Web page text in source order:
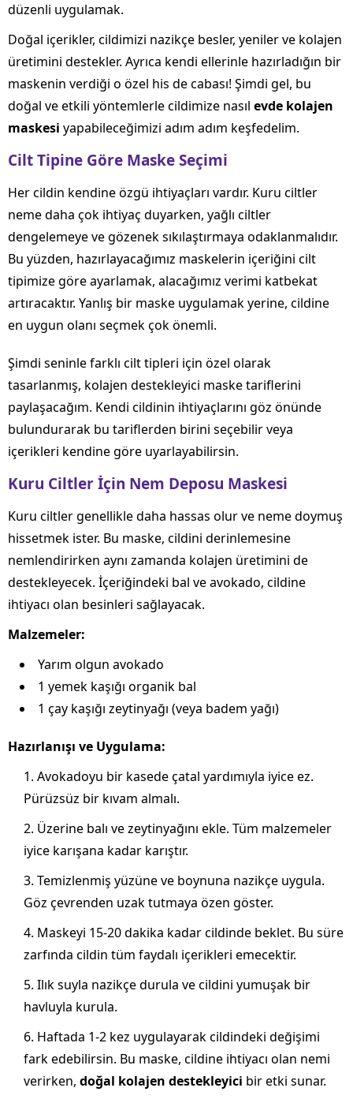
düzenli uygulamak.
Doğal içerikler, cildimizi nazikçe besler, yeniler ve kolajen
üretimini destekler. Ayrıca kendi ellerinle hazırladığın bir
maskenin verdiği o özel his de cabası! Şimdi gel, bu
doğal ve etkili yöntemlerle cildimize nasıl evde kolajen
maskesi yapabileceğimizi adım adım keşfedelim.
Cilt Tipine Göre Maske Seçimi
Her cildin kendine özgü ihtiyaçları vardır. Kuru ciltler
neme daha çok ihtiyaç duyarken, yağlı ciltler
dengelemeye ve gözenek sıkılaştırmaya odaklanmalıdır.
Bu yüzden, hazırlayacağımız maskelerin içeriğini cilt
tipimize göre ayarlamak, alacağımız verimi katbekat
artıracaktır. Yanlış bir maske uygulamak yerine, cildine
en uygun olanı seçmek çok önemli.
Şimdi seninle farklı cilt tipleri için özel olarak
tasarlanmış, kolajen destekleyici maske tariflerini
paylaşacağım. Kendi cildinin ihtiyaçlarını göz önünde
bulundurarak bu tariflerden birini seçebilir veya
içerikleri kendine göre uyarlayabilirsin.
Kuru Ciltler İçin Nem Deposu Maskesi
Kuru ciltler genellikle daha hassas olur ve neme doymuş
hissetmek ister. Bu maske, cildini derinlemesine
nemlendirirken aynı zamanda kolajen üretimini de
destekleyecek. İçeriğindeki bal ve avokado, cildine
ihtiyacı olan besinleri sağlayacak.
Malzemeler:
Yarım olgun avokado
1 yemek kaşığı organik bal
1 çay kaşığı zeytinyağı (veya badem yağı)
Hazırlanışı ve Uygulama:
Avokadoyu bir kasede çatal yardımıyla iyice ez.
Pürüzsüz bir kıvam almalı.
Üzerine balı ve zeytinyağını ekle. Tüm malzemeler
iyice karışana kadar karıştır.
Temizlenmiş yüzüne ve boynuna nazikçe uygula.
Göz çevrenden uzak tutmaya özen göster.
Maskeyi 15-20 dakika kadar cildinde beklet. Bu süre
zarfında cildin tüm faydalı içerikleri emecektir.
Ilık suyla nazikçe durula ve cildini yumuşak bir
havluyla kurula.
Haftada 1-2 kez uygulayarak cildindeki değişimi
fark edebilirsin. Bu maske, cildine ihtiyacı olan nemi
verirken, doğal kolajen destekleyici bir etki sunar.